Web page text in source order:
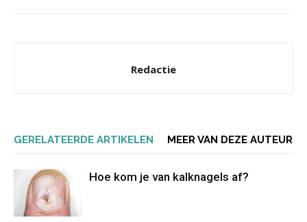
Redactie
GERELATEERDE ARTIKELEN MEER VAN DEZE AUTEUR
Hoe kom je van kalknagels af?